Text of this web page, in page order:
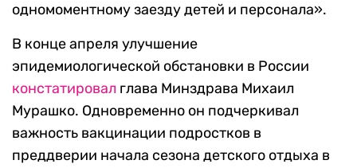
одномоментному заезду детей и персонала».
В конце апреля улучшение
эпидемиологической обстановки в России
констатировал глава Минздрава Михаил
Мурашко. Одновременно он подчеркивал
важность вакцинации подростков в
преддверии начала сезона детского отдыха в